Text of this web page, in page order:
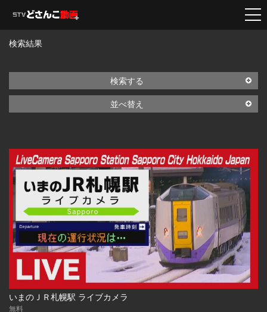
検索結果
検索する
並べ替え
いまのＪＲ札幌駅 ライブカメラ
無料